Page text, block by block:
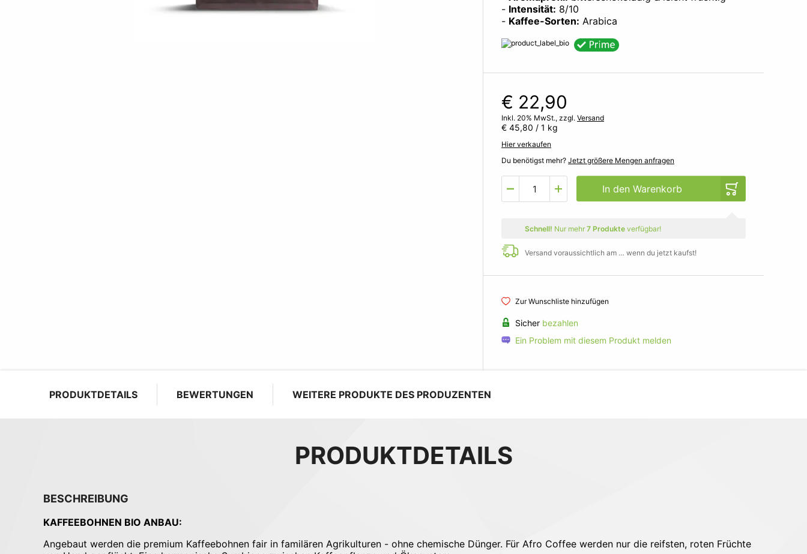
- Intensität: 8/10
- Kaffee-Sorten: Arabica
€ 22,90
Inkl. 20% MwSt., zzgl. Versand
€ 45,80 / 1 kg
Hier verkaufen
Du benötigst mehr? Jetzt größere Mengen anfragen
In den Warenkorb
Schnell! Nur mehr 7 Produkte verfügbar!
Versand voraussichtlich am … wenn du jetzt kaufst!
Zur Wunschliste hinzufügen
Sicher bezahlen
Ein Problem mit diesem Produkt melden
PRODUKTDETAILS BEWERTUNGEN WEITERE PRODUKTE DES PRODUZENTEN
PRODUKTDETAILS
BESCHREIBUNG
KAFFEEBOHNEN BIO ANBAU:
Angebaut werden die premium Kaffeebohnen fair in familären Agrikulturen - ohne chemische Dünger. Für Afro Coffee werden nur die reifsten, roten Früchte